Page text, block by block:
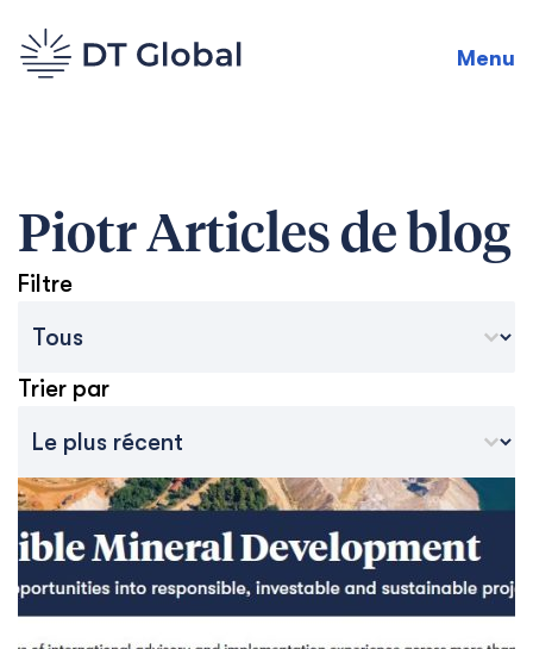
Menu
PiotrArticles de blog
Filtre
Trier par